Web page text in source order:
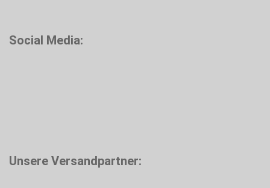
Social Media:
Unsere Versandpartner: